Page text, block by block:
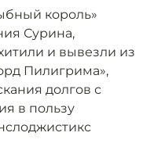
король»
Сурина,
и вывезли из
Пилигрима»,
долгов с
в пользу